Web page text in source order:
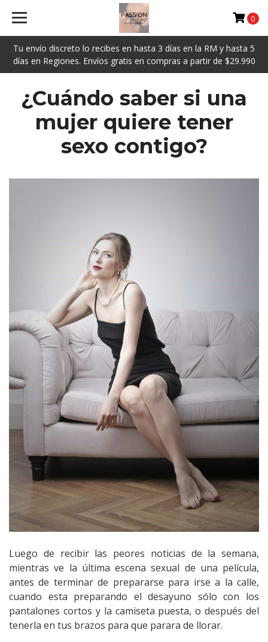
Tu envío discreto lo recibes en hasta 3 días en la RM y hasta 5
días en Regiones. Envíos gratis en compras a partir de $29.990
0
¿Cuándo saber si una
mujer quiere tener
sexo contigo?
Luego de recibir las peores noticias de la semana,
mientras ve la última escena sexual de una película,
antes de terminar de prepararse para irse a la calle,
cuando esta preparando el desayuno sólo con los
pantalones cortos y la camiseta puesta, o después del
tenerla en tus brazos para que parara de llorar.